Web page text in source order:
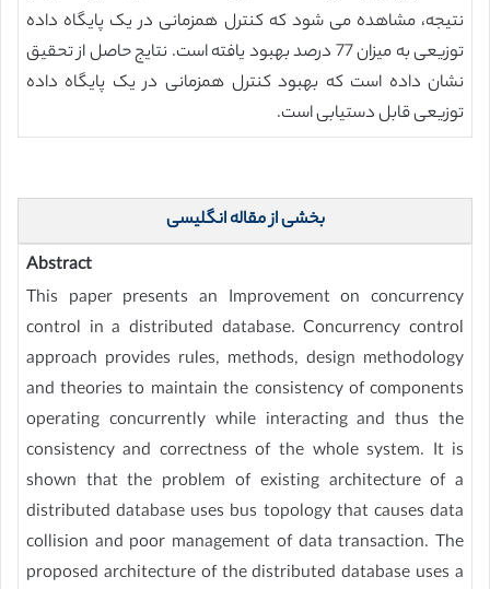
نتیجه، مشاهده می شود که کنترل همزمانی در یک پایگاه داده
توزیعی به میزان 77 درصد بهبود یافته است. نتایج حاصل از تحقیق
نشان داده است که بهبود کنترل همزمانی در یک پایگاه داده
توزیعی قابل دستیابی است.
بخشی از مقاله انگلیسی
Abstract
This paper presents an Improvement on concurrency
control in a distributed database. Concurrency control
approach provides rules, methods, design methodology
and theories to maintain the consistency of components
operating concurrently while interacting and thus the
consistency and correctness of the whole system. It is
shown that the problem of existing architecture of a
distributed database uses bus topology that causes data
collision and poor management of data transaction. The
proposed architecture of the distributed database uses a